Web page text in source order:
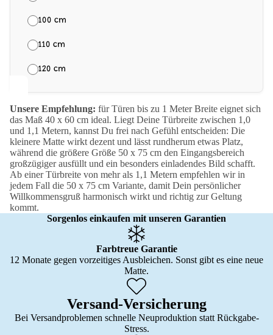
100 cm
110 cm
120 cm
Unsere Empfehlung: für Türen bis zu 1 Meter Breite eignet sich
das Maß 40 x 60 cm ideal. Liegt Deine Türbreite zwischen 1,0
und 1,1 Metern, kannst Du frei nach Gefühl entscheiden: Die
kleinere Matte wirkt dezent und lässt rundherum etwas Platz,
während die größere Größe 50 x 75 cm den Eingangsbereich
großzügiger ausfüllt und ein besonders einladendes Bild schafft.
Ab einer Türbreite von mehr als 1,1 Metern empfehlen wir in
jedem Fall die 50 x 75 cm Variante, damit Dein persönlicher
Willkommensgruß harmonisch wirkt und richtig zur Geltung
kommt.
Sorgenlos einkaufen mit unseren Garantien
Farbtreue Garantie
12 Monate gegen vorzeitiges Ausbleichen. Sonst gibt es eine neue
Matte.
Versand-Versicherung
Bei Versandproblemen schnelle Neuproduktion statt Rückgabe-
Stress.